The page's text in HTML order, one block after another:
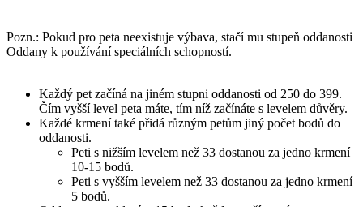
Pozn.: Pokud pro peta neexistuje výbava, stačí mu stupeň oddanosti
Oddany k používání speciálních schopností.
Každý pet začíná na jiném stupni oddanosti od 250 do 399.
Čím vyšší level peta máte, tím níž začínáte s levelem důvěry.
Každé krmení také přidá různým petům jiný počet bodů do
oddanosti.
Peti s nižším levelem než 33 dostanou za jedno krmení
10-15 bodů.
Peti s vyšším levelem než 33 dostanou za jedno krmení
5 bodů.